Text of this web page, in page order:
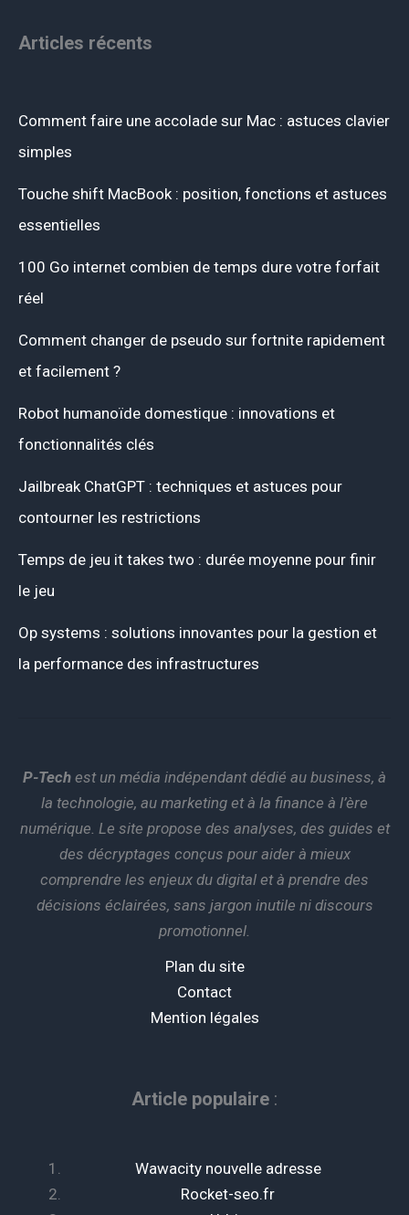
Articles récents
Comment faire une accolade sur Mac : astuces clavier
simples
Touche shift MacBook : position, fonctions et astuces
essentielles
100 Go internet combien de temps dure votre forfait
réel
Comment changer de pseudo sur fortnite rapidement
et facilement ?
Robot humanoïde domestique : innovations et
fonctionnalités clés
Jailbreak ChatGPT : techniques et astuces pour
contourner les restrictions
Temps de jeu it takes two : durée moyenne pour finir
le jeu
Op systems : solutions innovantes pour la gestion et
la performance des infrastructures
P-Tech est un média indépendant dédié au business, à
la technologie, au marketing et à la finance à l’ère
numérique. Le site propose des analyses, des guides et
des décryptages conçus pour aider à mieux
comprendre les enjeux du digital et à prendre des
décisions éclairées, sans jargon inutile ni discours
promotionnel.
Plan du site
Contact
Mention légales
Article populaire :
Wawacity nouvelle adresse
Rocket-seo.fr